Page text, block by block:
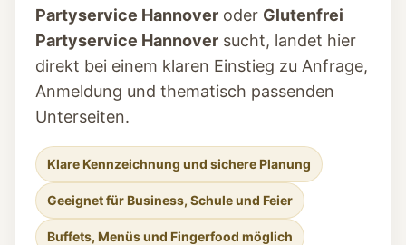
Partyservice Hannover oder Glutenfrei
Partyservice Hannover sucht, landet hier
direkt bei einem klaren Einstieg zu Anfrage,
Anmeldung und thematisch passenden
Unterseiten.
Klare Kennzeichnung und sichere Planung
Geeignet für Business, Schule und Feier
Buffets, Menüs und Fingerfood möglich